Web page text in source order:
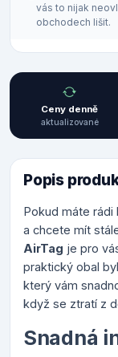
vás to nijak
obchodech lišit.
Ceny denně
aktualizované
Popis
Pokud máte
a chcete mít
AirTag je pro
praktický obal
který vám
když se ztratí z
Snadná